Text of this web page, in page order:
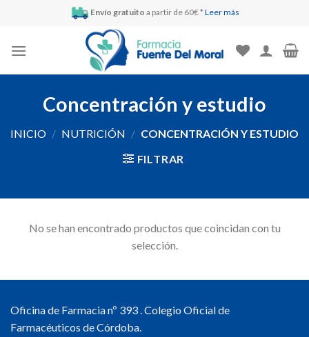
Envío gratuito a partir de 60€ * Leer más
Concentración y estudio
INICIO / NUTRICIÓN / CONCENTRACIÓN Y ESTUDIO
FILTRAR
No se han encontrado productos que coincidan con tu
selección.
Oficina de Farmacia nº 393 . Colegio Oficial de
Farmacéuticos de Córdoba.